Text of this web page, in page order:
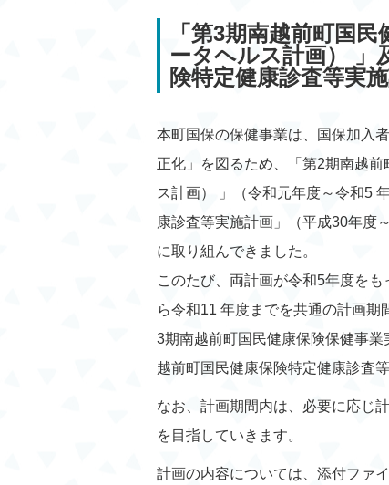
「第3期南越前町国
ータヘルス計画） 」
険特定健康診査等実
本町国保の保健事業は、国保加入
正化」を図るため、「第2期南越
ス計画） 」（令和元年度～令和5
康診査等実施計画」（平成30年度
に取り組んできました。
このたび、両計画が令和5年度を
ら令和11 年度までを共通の計画
3期南越前町国民健康保険保健事
越前町国民健康保険特定健康診査
なお、計画期間内は、必要に応じ
を目指していきます。
計画の内容については、添付ファ